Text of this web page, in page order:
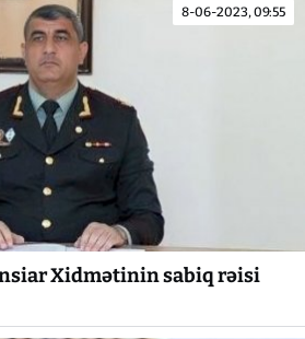
8-06-2023, 09:55
Xidmətinin sabiq rəisi